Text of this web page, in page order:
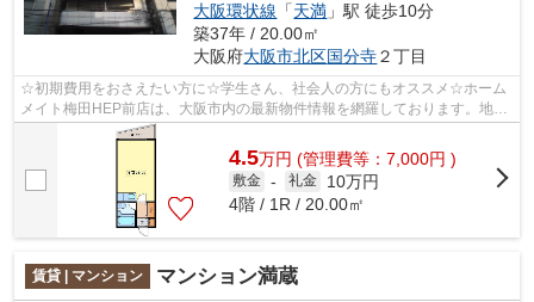
大阪環状線 「天満 」駅 徒歩10分
築37年 / 20.00㎡
大阪府大阪市北区国分寺２丁目
☆初期費用をおさえたい方に☆学生さん、社会人の方にもオススメ☆ホーム
メイト梅田HEP前店は、大阪市内の最新物件情報を網羅しております。地域
密着のホームメイト梅田HEP前店だからでき...
4.5万円 (管理費等：7,000円 )
敷金 - 礼金
10万円
4階 / 1R / 20.00㎡
賃貸 | マンション マンション満蔵